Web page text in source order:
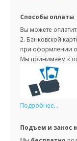
Способы оплаты
Вы можете
2. Банковской
при оформлении
Мы принимаем к
Подробнее...
Подъем и занос